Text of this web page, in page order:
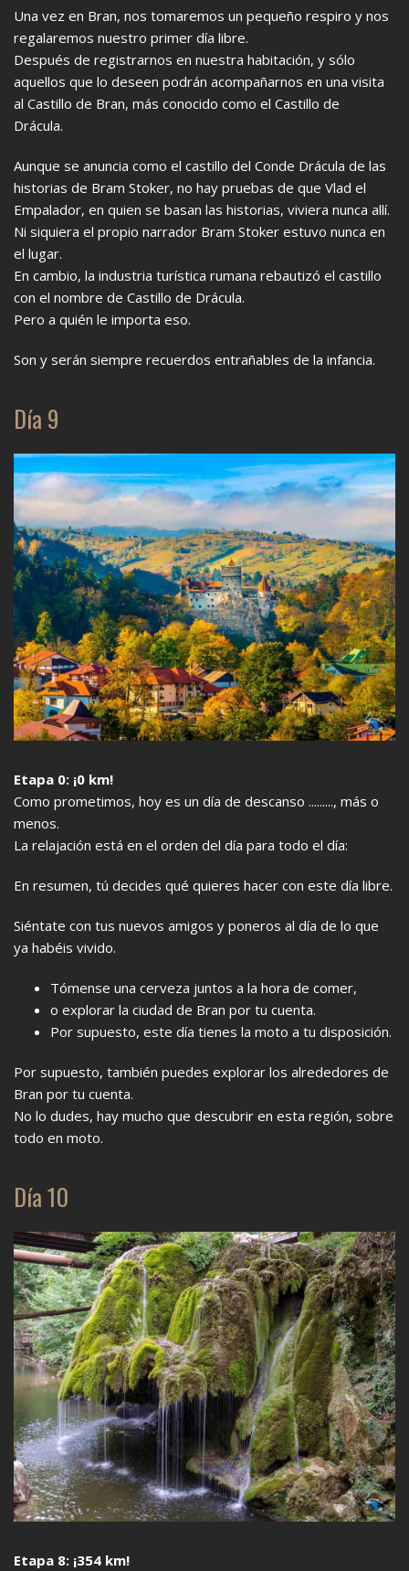
Una vez en Bran, nos tomaremos un pequeño respiro y nos
regalaremos nuestro primer día libre.
Después de registrarnos en nuestra habitación, y sólo
aquellos que lo deseen podrán acompañarnos en una visita
al Castillo de Bran, más conocido como el Castillo de
Drácula.
Aunque se anuncia como el castillo del Conde Drácula de las
historias de Bram Stoker, no hay pruebas de que Vlad el
Empalador, en quien se basan las historias, viviera nunca allí.
Ni siquiera el propio narrador Bram Stoker estuvo nunca en
el lugar.
En cambio, la industria turística rumana rebautizó el castillo
con el nombre de Castillo de Drácula.
Pero a quién le importa eso.
Son y serán siempre recuerdos entrañables de la infancia.
Día 9
Etapa 0: ¡0 km!
Como prometimos, hoy es un día de descanso ........., más o
menos.
La relajación está en el orden del día para todo el día:
En resumen, tú decides qué quieres hacer con este día libre.
Siéntate con tus nuevos amigos y poneros al día de lo que
ya habéis vivido.
Tómense una cerveza juntos a la hora de comer,
o explorar la ciudad de Bran por tu cuenta.
Por supuesto, este día tienes la moto a tu disposición.
Por supuesto, también puedes explorar los alrededores de
Bran por tu cuenta.
No lo dudes, hay mucho que descubrir en esta región, sobre
todo en moto.
Día 10
Etapa 8: ¡354 km!